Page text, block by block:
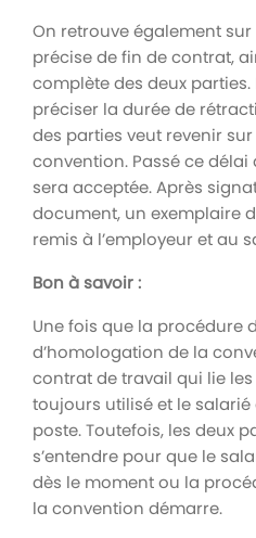
On retrouve également
précise de fin de contrat,
complète des deux
préciser la durée de
des parties veut revenir
convention. Passé ce
sera acceptée. Après
document, un exemplaire
remis à l’employeur et au
Bon à savoir :
Une fois que la procédure
d’homologation de la
contrat de travail qui lie
toujours utilisé et le
poste. Toutefois, les deux
s’entendre pour que le
dès le moment ou la
la convention démarre.